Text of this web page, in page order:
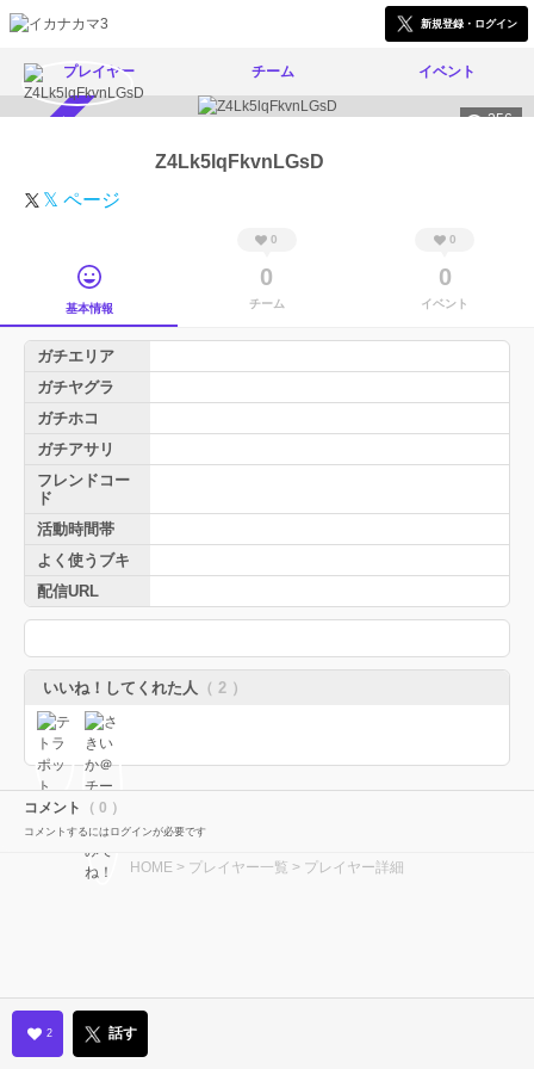
新規登録・ログイン
プレイヤー チーム イベント
256
Z4Lk5lqFkvnLGsD
𝕏 ページ
基本情報
0
0
チーム
0
0
イベント
ガチエリア
ガチヤグラ
ガチホコ
ガチアサリ
フレンドコー
ド
活動時間帯
よく使うブキ
配信URL
いいね！してくれた人 （ 2 ）
コメント （ 0 ）
コメントするにはログインが必要です
HOME > プレイヤー一覧 > プレイヤー詳細
2 話す